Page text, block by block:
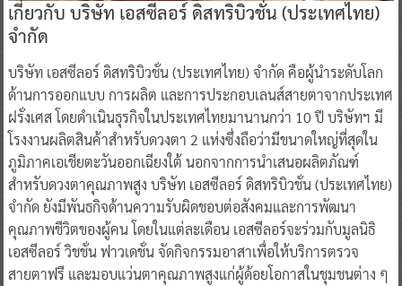
เกี่ยวกับ บริษัท เอสซีลอร์ ดิสทริบิวชั่น (ประเทศไทย)
จำกัด
บริษัท เอสซีลอร์ ดิสทริบิวชั่น (ประเทศไทย) จำกัด คือผู้นำระดับโลก
ด้านการออกแบบ การผลิต และการประกอบเลนส์สายตาจากประเทศ
ฝรั่งเศส โดยดำเนินธุรกิจในประเทศไทยมานานกว่า 10 ปี บริษัทฯ มี
โรงงานผลิตสินค้าสำหรับดวงตา 2 แห่งซึ่งถือว่ามีขนาดใหญ่ที่สุดใน
ภูมิภาคเอเชียตะวันออกเฉียงใต้ นอกจากการนำเสนอผลิตภัณฑ์
สำหรับดวงตาคุณภาพสูง บริษัท เอสซีลอร์ ดิสทริบิวชั่น (ประเทศไทย)
จำกัด ยังมีพันธกิจด้านความรับผิดชอบต่อสังคมและการพัฒนา
คุณภาพชีวิตของผู้คน โดยในแต่ละเดือน เอสซีลอร์จะร่วมกับมูลนิธิ
เอสซีลอร์ วิชชั่น ฟาวเดชั่น จัดกิจกรรมอาสาเพื่อให้บริการตรวจ
สายตาฟรี และมอบแว่นตาคุณภาพสูงแก่ผู้ด้อยโอกาสในชุมชนต่าง ๆ